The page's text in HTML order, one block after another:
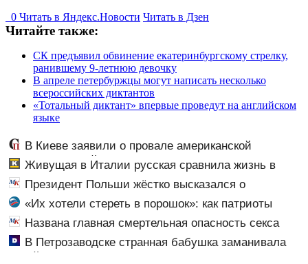
0 Читать в Яндекс.Новости Читать в Дзен
Читайте также:
СК предъявил обвинение екатеринбургскому стрелку,
ранившему 9-летнюю девочку
В апреле петербуржцы могут написать несколько
всероссийских диктантов
«Тотальный диктант» впервые проведут на английском
языке
В Киеве заявили о провале американской
операции «Убей лучника» против России
Живущая в Италии русская сравнила жизнь в
Европе и в Крыму
Президент Польши жёстко высказался о
бандеровцах и их идеологии
«Их хотели стереть в порошок»: как патриоты
Рыбин и Сенчукова бросили вызов «гнилому шоу-
бизу»
Названа главная смертельная опасность секса
В Петрозаводске странная бабушка заманивала
детей в подъезд